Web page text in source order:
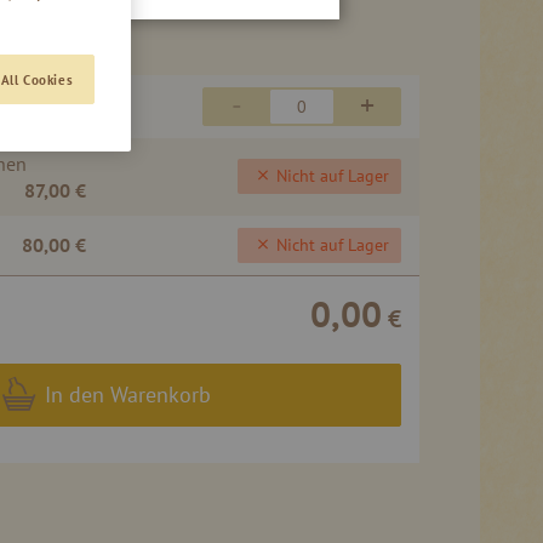
80,00 € - +
87,00 €
Nicht auf Lager
80,00 € Nicht auf Lager
0,00 €
In den Warenkorb
Cookies